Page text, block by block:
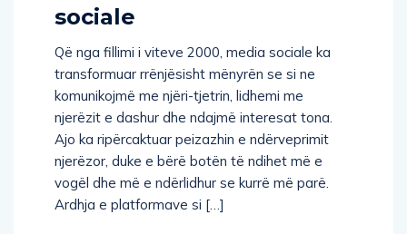
sociale
Që nga fillimi i viteve 2000, media sociale ka
transformuar rrënjësisht mënyrën se si ne
komunikojmë me njëri-tjetrin, lidhemi me
njerëzit e dashur dhe ndajmë interesat tona.
Ajo ka ripërcaktuar peizazhin e ndërveprimit
njerëzor, duke e bërë botën të ndihet më e
vogël dhe më e ndërlidhur se kurrë më parë.
Ardhja e platformave si […]